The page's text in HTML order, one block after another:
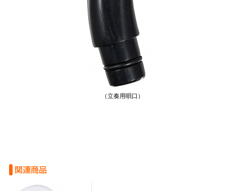
（立奏用唄口）